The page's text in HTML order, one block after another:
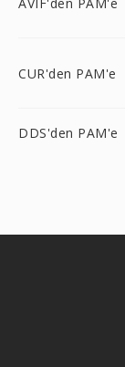
CUR'den PAM'e
DDS'den PAM'e